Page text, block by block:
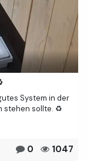
System in der
stehen sollte. ♻️
0 1047